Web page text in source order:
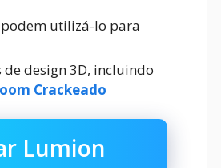
utilizá-lo para
design 3D, incluindo
Crackeado
Lumion